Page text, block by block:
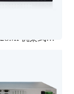
MIER-2428MP机架式千兆网管型POE工业以太网交换机